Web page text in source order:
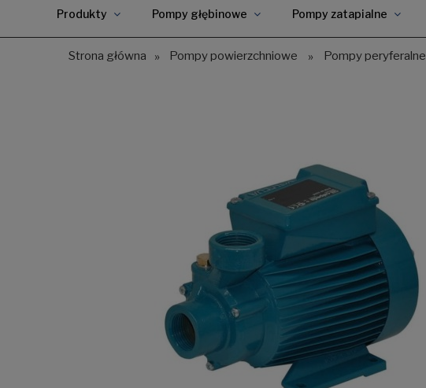
Produkty Pompy głębinowe Pompy zatapialne
Strona główna » Pompy powierzchniowe » Pompy peryferalne